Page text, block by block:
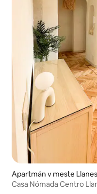
Apartmán v meste Llanes
Casa Nómada Centro